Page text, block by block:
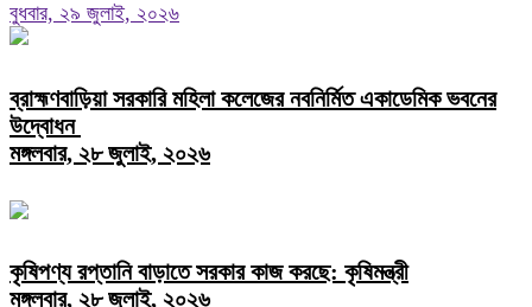
বুধবার, ২৯ জুলাই, ২০২৬
ব্রাহ্মণবাড়িয়া সরকারি মহিলা কলেজের নবনির্মিত একাডেমিক ভবনের
উদ্বোধন
মঙ্গলবার, ২৮ জুলাই, ২০২৬
কৃষিপণ্য রপ্তানি বাড়াতে সরকার কাজ করছে: কৃষিমন্ত্রী
মঙ্গলবার, ২৮ জুলাই, ২০২৬